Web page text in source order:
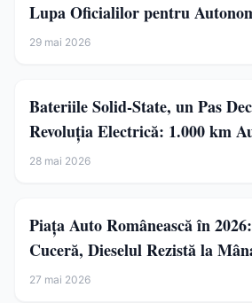
Lupa Oficialilor pentru
29 mai 2026
Bateriile Solid-State, un Pas
Revoluția Electrică: 1.000 km
Încărcare în Minute
28 mai 2026
Piața Auto Românească în
Cuceră, Dieselul Rezistă la
27 mai 2026